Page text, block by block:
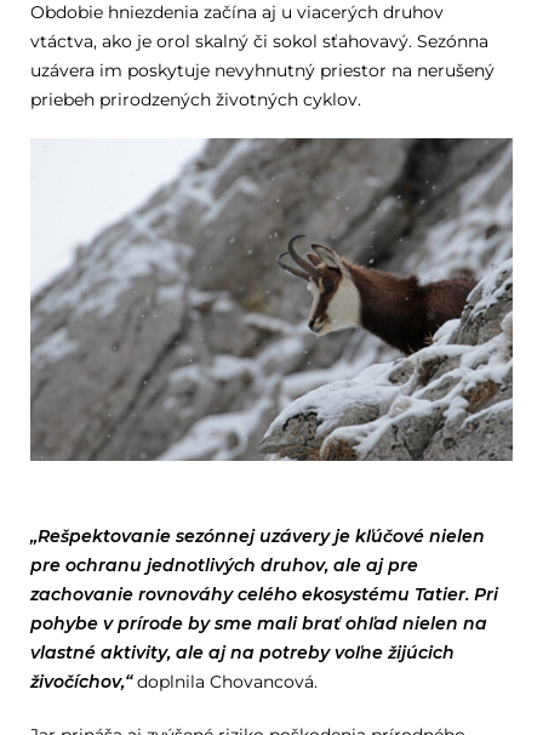
Obdobie hniezdenia začína aj u viacerých druhov
vtáctva, ako je orol skalný či sokol sťahovavý. Sezónna
uzávera im poskytuje nevyhnutný priestor na nerušený
priebeh prirodzených životných cyklov.
„Rešpektovanie sezónnej uzávery je kľúčové nielen
pre ochranu jednotlivých druhov, ale aj pre
zachovanie rovnováhy celého ekosystému Tatier. Pri
pohybe v prírode by sme mali brať ohľad nielen na
vlastné aktivity, ale aj na potreby voľne žijúcich
živočíchov,“doplnila Chovancová.